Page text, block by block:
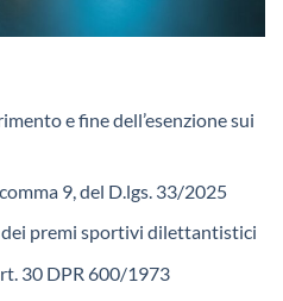
e fine dell’esenzione sui
9, del D.lgs. 33/2025
premi sportivi dilettantistici
30 DPR 600/1973